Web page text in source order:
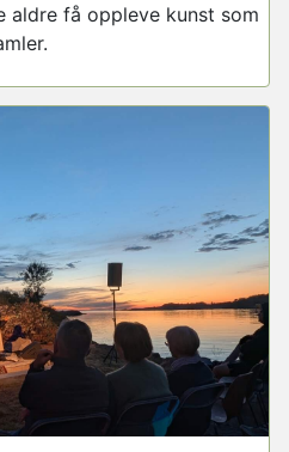
aldre få oppleve kunst som